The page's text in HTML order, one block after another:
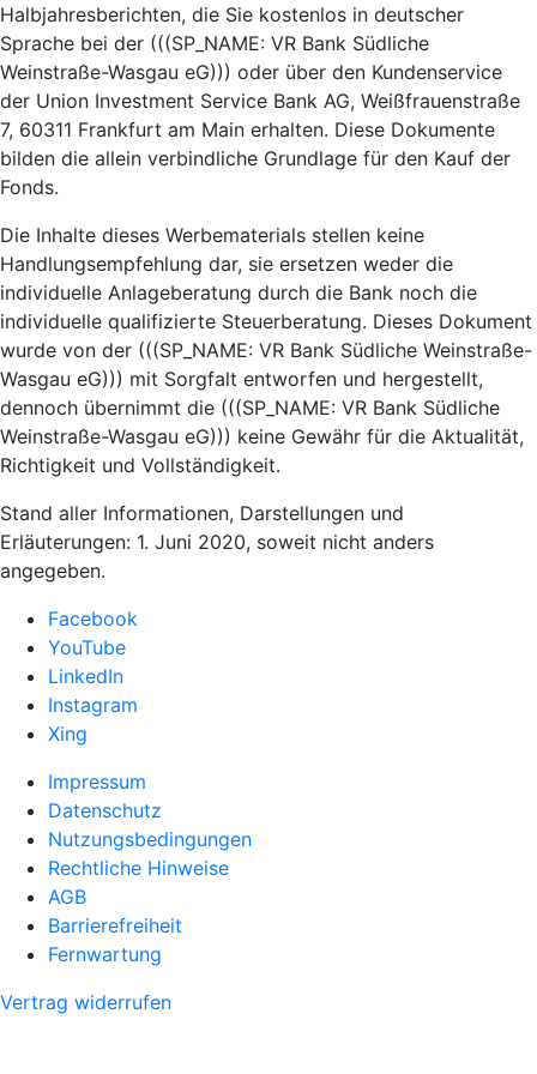
Halbjahresberichten, die Sie kostenlos in deutscher
Sprache bei der (((SP_NAME: VR Bank Südliche
Weinstraße-Wasgau eG))) oder über den Kundenservice
der Union Investment Service Bank AG, Weißfrauenstraße
7, 60311 Frankfurt am Main erhalten. Diese Dokumente
bilden die allein verbindliche Grundlage für den Kauf der
Fonds.
Die Inhalte dieses Werbematerials stellen keine
Handlungsempfehlung dar, sie ersetzen weder die
individuelle Anlageberatung durch die Bank noch die
individuelle qualifizierte Steuerberatung. Dieses Dokument
wurde von der (((SP_NAME: VR Bank Südliche Weinstraße-
Wasgau eG))) mit Sorgfalt entworfen und hergestellt,
dennoch übernimmt die (((SP_NAME: VR Bank Südliche
Weinstraße-Wasgau eG))) keine Gewähr für die Aktualität,
Richtigkeit und Vollständigkeit.
Stand aller Informationen, Darstellungen und
Erläuterungen: 1. Juni 2020, soweit nicht anders
angegeben.
Facebook
YouTube
LinkedIn
Instagram
Xing
Impressum
Datenschutz
Nutzungsbedingungen
Rechtliche Hinweise
AGB
Barrierefreiheit
Fernwartung
Vertrag widerrufen